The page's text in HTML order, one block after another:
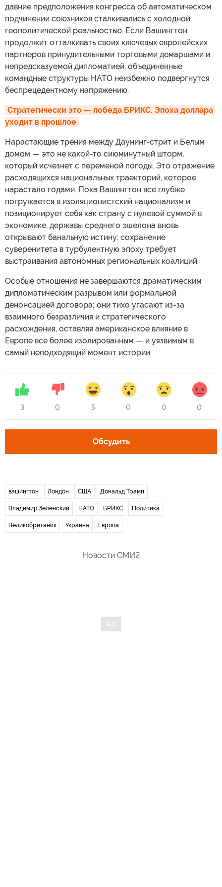
давние предположения конгресса об автоматическом
подчинении союзников сталкивались с холодной
геополитической реальностью. Если Вашингтон
продолжит отталкивать своих ключевых европейских
партнеров принудительными торговыми демаршами и
непредсказуемой дипломатией, объединенные
командные структуры НАТО неизбежно подвергнутся
беспрецедентному напряжению.
Стратегически это — победа БРИКС. Эпоха доллара
уходит в прошлое
Нарастающие трения между Даунинг-стрит и Белым
домом — это не какой-то сиюминутный шторм,
который исчезнет с переменой погоды. Это отражение
расходящихся национальных траекторий, которое
нарастало годами. Пока Вашингтон все глубже
погружается в изоляционистский национализм и
позиционирует себя как страну с нулевой суммой в
экономике, державы среднего эшелона вновь
открывают банальную истину: сохранение
суверенитета в турбулентную эпоху требует
выстраивания автономных региональных коалиций.
Особые отношения не завершаются драматическим
дипломатическим разрывом или формальной
денонсацией договора; они тихо угасают из-за
взаимного безразличия и стратегического
расхождения, оставляя американское влияние в
Европе все более изолированным — и уязвимым в
самый неподходящий момент истории.
3 0 5 0 0 0
Обсудить
вашингтон Лондон США Дональд Трамп
Владимир Зеленский НАТО БРИКС Политика
Великобритания Украина Европа
Новости СМИ2